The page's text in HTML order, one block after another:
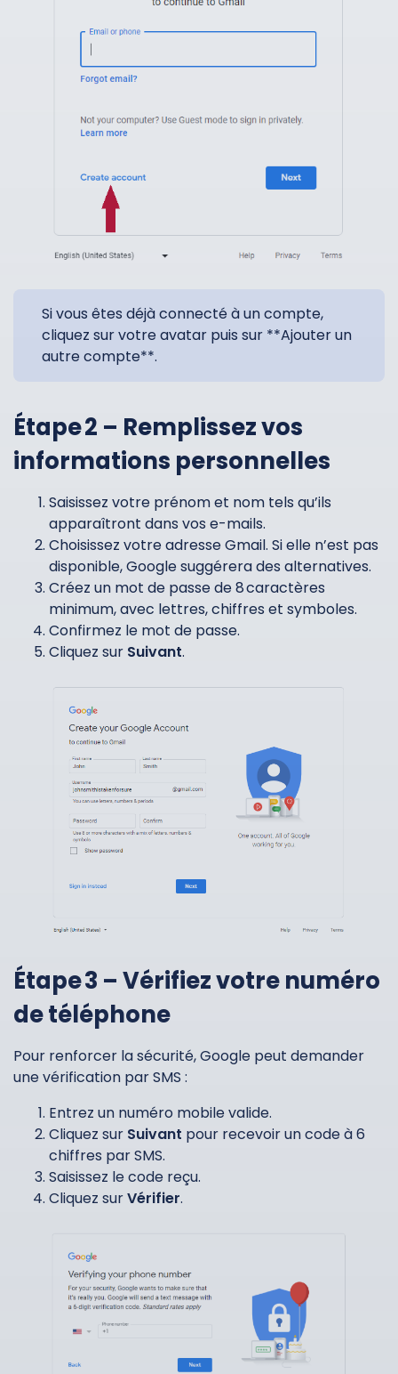
Si vous êtes déjà connecté à un compte,
cliquez sur votre avatar puis sur **Ajouter un
autre compte**.
Étape 2 – Remplissez vos
informations personnelles
Saisissez votre prénom et nom tels qu’ils
apparaîtront dans vos e-mails.
Choisissez votre adresse Gmail. Si elle n’est pas
disponible, Google suggérera des alternatives.
Créez un mot de passe de 8 caractères
minimum, avec lettres, chiffres et symboles.
Confirmez le mot de passe.
Cliquez sur Suivant.
Étape 3 – Vérifiez votre numéro
de téléphone
Pour renforcer la sécurité, Google peut demander
une vérification par SMS :
Entrez un numéro mobile valide.
Cliquez sur Suivant pour recevoir un code à 6
chiffres par SMS.
Saisissez le code reçu.
Cliquez surVérifier.